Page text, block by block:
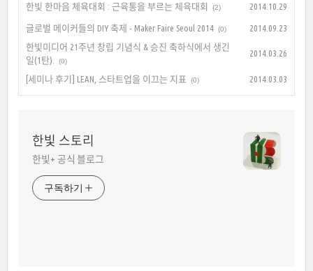
한빛 한마음 체육대회 : 근육통을 부르는 체육대회 (2) 2014.10.29
글로벌 메이커들의 DIY 축제 - Maker Faire Seoul 2014 (0)
2014.09.23
한빛미디어 21주년 창립 기념식 & 승진 축하식에서 생긴
일(1탄).
(0)
2014.03.26
[세미나 후기] LEAN, 스타트업을 이끄는 지표 (0) 2014.03.03
한빛 스토리
한빛+ 공식 블로그
구독하기